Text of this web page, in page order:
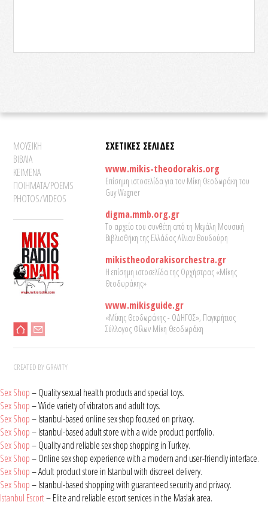
ΜΟΥΣΙΚΗ
ΒΙΒΛΙΑ
ΚΕΙΜΕΝΑ
ΠΟΙΗΜΑΤΑ/POEMS
PHOTOS/VIDEOS
ΣΧΕΤΙΚΕΣ ΣΕΛΙΔΕΣ
www.mikis-theodorakis.org
Επίσημη ιστοσελίδα για τον Μίκη Θεοδωράκη του
Guy Wagner
digma.mmb.org.gr
Το αρχείο του συνθέτη από τη Μεγάλη Μουσική
Βιβλιοθήκη της Ελλάδος Λίλιαν Βουδούρη
mikistheodorakisorchestra.gr
Η επίσημη ιστοσελίδα της Ορχήστρας «Μίκης
Θεοδωράκης»
www.mikisguide.gr
«Μίκης Θεοδωράκης - ΟΔΗΓΟΣ», Παγκρήτιος
Σύλλογος Φίλων Μίκη Θεοδωράκη
CREATED BY GRAVITY
Sex Shop– Quality sexual health products and special toys.
Sex Shop– Wide variety of vibrators and adult toys.
Sex Shop– Istanbul-based online sex shop focused on privacy.
Sex Shop– Istanbul-based adult store with a wide product portfolio.
Sex Shop– Quality and reliable sex shop shopping in Turkey.
Sex Shop– Online sex shop experience with a modern and user-friendly interface.
Sex Shop– Adult product store in Istanbul with discreet delivery.
Sex Shop– Istanbul-based shopping with guaranteed security and privacy.
Istanbul Escort– Elite and reliable escort services in the Maslak area.